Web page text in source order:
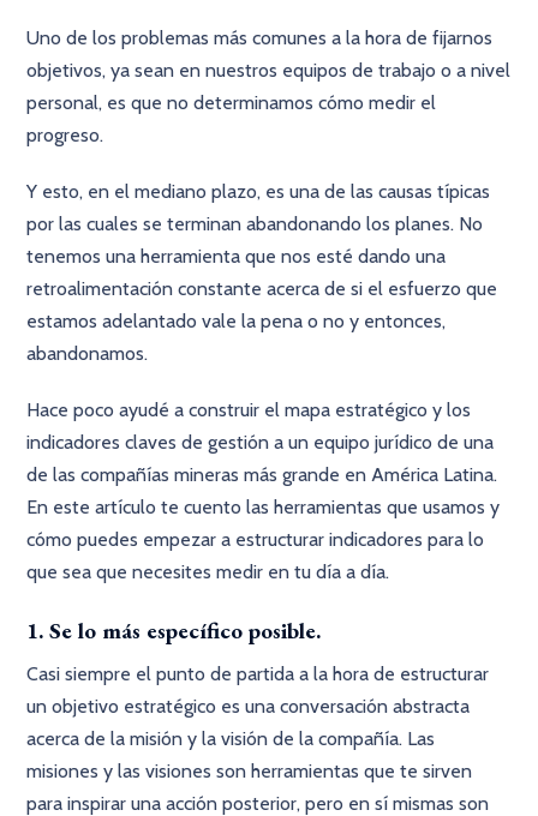
Uno de los problemas más comunes a la hora de fijarnos
objetivos, ya sean en nuestros equipos de trabajo o a nivel
personal, es que no determinamos cómo medir el
progreso.
Y esto, en el mediano plazo, es una de las causas típicas
por las cuales se terminan abandonando los planes. No
tenemos una herramienta que nos esté dando una
retroalimentación constante acerca de si el esfuerzo que
estamos adelantado vale la pena o no y entonces,
abandonamos.
Hace poco ayudé a construir el mapa estratégico y los
indicadores claves de gestión a un equipo jurídico de una
de las compañías mineras más grande en América Latina.
En este artículo te cuento las herramientas que usamos y
cómo puedes empezar a estructurar indicadores para lo
que sea que necesites medir en tu día a día.
1. Se lo más específico posible.
Casi siempre el punto de partida a la hora de estructurar
un objetivo estratégico es una conversación abstracta
acerca de la misión y la visión de la compañía. Las
misiones y las visiones son herramientas que te sirven
para inspirar una acción posterior, pero en sí mismas son